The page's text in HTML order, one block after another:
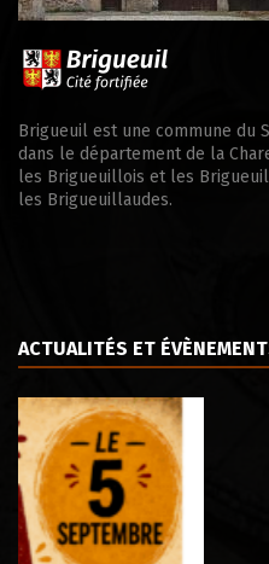
Brigueuil est une commune du
dans le département de la
les Brigueuillois et les
les Brigueuillaudes.
ACTUALITÉS ET